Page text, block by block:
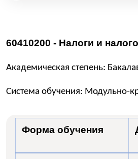
60410200 - Налоги и
Академическая степень:
Система обучения: Модульно-
Форма обучения